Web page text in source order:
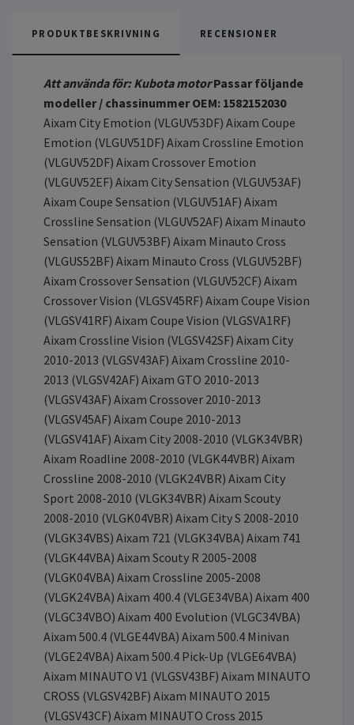
PRODUKTBESKRIVNING RECENSIONER
Att använda för: Kubota motor Passar följande
modeller / chassinummer OEM: 1582152030
Aixam City Emotion (VLGUV53DF) Aixam Coupe
Emotion (VLGUV51DF) Aixam Crossline Emotion
(VLGUV52DF) Aixam Crossover Emotion
(VLGUV52EF) Aixam City Sensation (VLGUV53AF)
Aixam Coupe Sensation (VLGUV51AF) Aixam
Crossline Sensation (VLGUV52AF) Aixam Minauto
Sensation (VLGUV53BF) Aixam Minauto Cross
(VLGUS52BF) Aixam Minauto Cross (VLGUV52BF)
Aixam Crossover Sensation (VLGUV52CF) Aixam
Crossover Vision (VLGSV45RF) Aixam Coupe Vision
(VLGSV41RF) Aixam Coupe Vision (VLGSVA1RF)
Aixam Crossline Vision (VLGSV42SF) Aixam City
2010-2013 (VLGSV43AF) Aixam Crossline 2010-
2013 (VLGSV42AF) Aixam GTO 2010-2013
(VLGSV43AF) Aixam Crossover 2010-2013
(VLGSV45AF) Aixam Coupe 2010-2013
(VLGSV41AF) Aixam City 2008-2010 (VLGK34VBR)
Aixam Roadline 2008-2010 (VLGK44VBR) Aixam
Crossline 2008-2010 (VLGK24VBR) Aixam City
Sport 2008-2010 (VLGK34VBR) Aixam Scouty
2008-2010 (VLGK04VBR) Aixam City S 2008-2010
(VLGK34VBS) Aixam 721 (VLGK34VBA) Aixam 741
(VLGK44VBA) Aixam Scouty R 2005-2008
(VLGK04VBA) Aixam Crossline 2005-2008
(VLGK24VBA) Aixam 400.4 (VLGE34VBA) Aixam 400
(VLGC34VBO) Aixam 400 Evolution (VLGC34VBA)
Aixam 500.4 (VLGE44VBA) Aixam 500.4 Minivan
(VLGE24VBA) Aixam 500.4 Pick-Up (VLGE64VBA)
Aixam MINAUTO V1 (VLGSV43BF) Aixam MINAUTO
CROSS (VLGSV42BF) Aixam MINAUTO 2015
(VLGSV43CF) Aixam MINAUTO Cross 2015